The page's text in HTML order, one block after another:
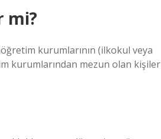
mi?
kurumlarının (ilkokul veya
kurumlarından mezun olan kişiler